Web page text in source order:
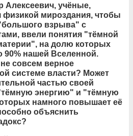
учёные,
физикой мироздания, чтобы
взрыва" с
ввели понятия "тёмной
на долю которых
90% нашей Вселенной.
совсем верное
системе власти? Может
частью своей
энергию" и "тёмную
намного повышает её
объяснить